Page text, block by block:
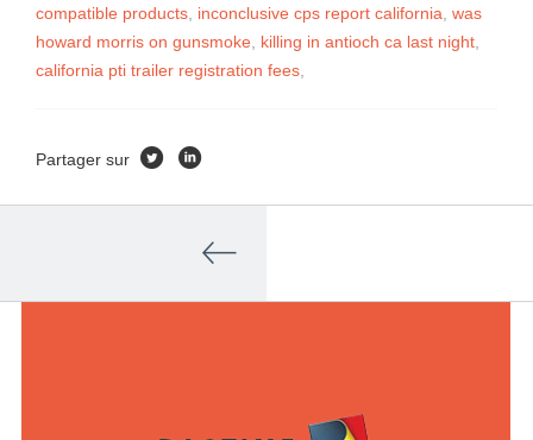
compatible products inconclusive cps report california was
howard morris on gunsmoke killing in antioch ca last night
california pti trailer registration fees
Partager sur